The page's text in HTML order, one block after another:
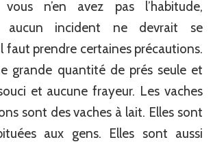
vous n’en avez pas l’habitude,
aucun incident ne devrait se
faut prendre certaines précautions.
grande quantité de prés seule et
et aucune frayeur. Les vaches
sont des vaches à lait. Elles sont
aux gens. Elles sont aussi